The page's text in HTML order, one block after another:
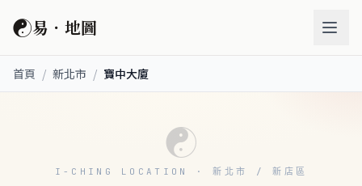
☯易．地圖
首頁 / 新北市 / 寶中大廈
☯
I-CHING LOCATION · 新北市 / 新店區